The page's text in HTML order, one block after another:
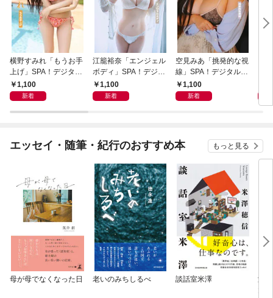
横野すみれ「もうお手
上げ」SPA！デジタル
写真集
1,100
新着
江籠裕奈「エンジェル
ボディ」SPA！デジタ
ル写真集
1,100
新着
空見みあ「挑発的な視
線」SPA！デジタル写
真集1,100
新着
の
エッセイ・随筆・紀行のおすすめ本 もっと見る
母が母でなくなった日 老いのみちしるべ 談話室米澤
激